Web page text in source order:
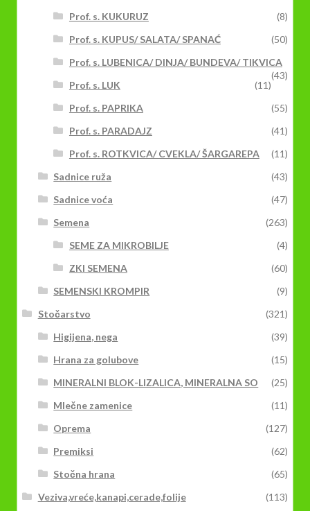
Prof. s. KUKURUZ
(8)
Prof. s. KUPUS/ SALATA/ SPANAĆ
(50)
Prof. s. LUBENICA/ DINJA/ BUNDEVA/ TIKVICA
(43)
Prof. s. LUK
(11)
Prof. s. PAPRIKA
(55)
Prof. s. PARADAJZ
(41)
Prof. s. ROTKVICA/ CVEKLA/ ŠARGAREPA
(11)
Sadnice ruža
(43)
Sadnice voća
(47)
Semena
(263)
SEME ZA MIKROBILJE
(4)
ZKI SEMENA
(60)
SEMENSKI KROMPIR
(9)
Stočarstvo
(321)
Higijena, nega
(39)
Hrana za golubove
(15)
MINERALNI BLOK-LIZALICA, MINERALNA SO
(25)
Mlečne zamenice
(11)
Oprema
(127)
Premiksi
(62)
Stočna hrana
(65)
Veziva,vreće,kanapi,cerade,folije
(113)